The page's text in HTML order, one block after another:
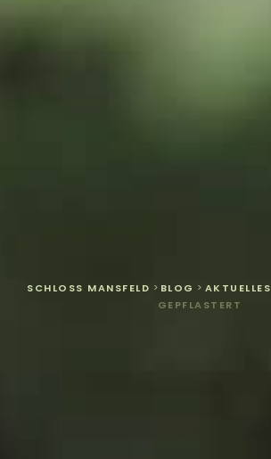
SCHLOSS MANSFELD > BLOG > AKTUELLES
GEPFLASTERT